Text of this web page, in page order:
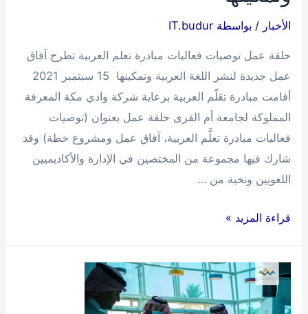
برعاية
مختبرات
البرج
الطبية
الأخبار / بواسطة IT.budur
حلقة عمل توصيات فعاليات مبادرة تعلم العربية تطرح آفاق
عمل جديدة لنشر اللغة العربية وتمكينها 15 سبتمبر 2021
أقامت مبادرة تعَلّم العربية برعاية شركة وادي مكة المعرفة
المملوكة لجامعة أم القرى حلقة عمل بعنوان (توصيات
فعاليات مبادرة تعلَّم العربية، آفاق عمل ومشروع خطة) وقد
شارك فيها مجموعة من المختصين في الإدارة والأكاديميين
اللغويين ونخبة من …
حلقة
فعاليات
مبادرة
قراءة المزيد »